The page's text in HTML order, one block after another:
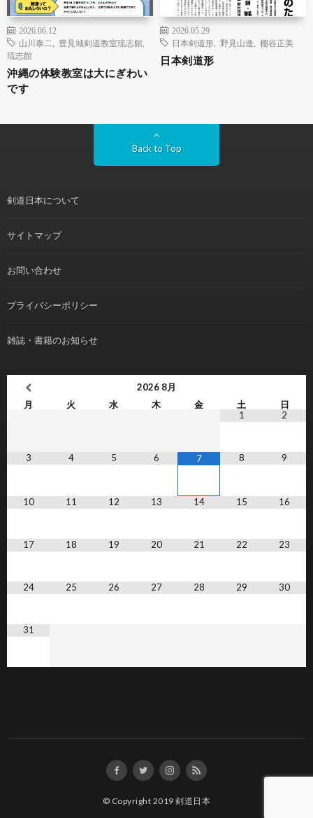
2026.06.12
山川泰二
豊見城剣道教室琉志館
琉志館
沖縄の体験教室は大にぎわい
です
2026.05.29
日本剣道形
野見山進 棚谷正美
日本剣道形
Back to Top
剣道日本について
サイトマップ
お問い合わせ
プライバシーポリシー
雑誌・書籍のお知らせ
2026 8月
月
火 水 木 金 土
日
1
2
3 4 5 6 7 8 9
10 11 12 13 14 15 16
17 18 19 20 21 22 23
24 25 26 27 28 29 30
31
© Copyright 2019剣道日本